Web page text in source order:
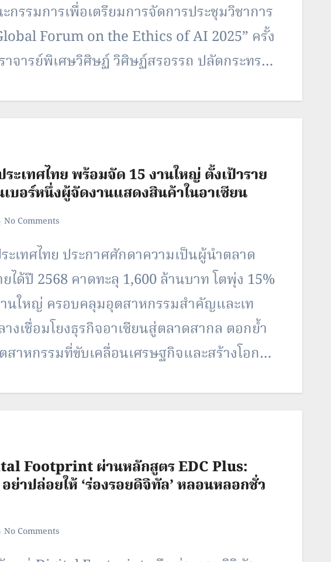
รรมการเพื่อเตรียมการจัดการประชุมวิชาการ
Forum on the Ethics of AI 2025” ครั้ง
จารย์พิเศษวิศิษฏ์ วิศิษฏ์สรอรรถ ปลัดกระทรวง
ะเทศไทย พร้อมจัด 15 งานใหญ่ ตั้งเป้าราย
บอร์หนึ่งผู้จัดงานแสดงสินค้าในอาเซียน
No Comments
เทศไทย ประกาศศักดาความเป็นผู้นำตลาด
ได้ปี 2568 คาดทะลุ 1,600 ล้านบาท โตพุ่ง 15%
นใหญ่ ครอบคลุมอุตสาหกรรมสำคัญและเท
งเชื่อมโยงธุรกิจอาเซียนสู่ตลาดสากล ตอกย้ำ
าหกรรมที่ขับเคลื่อนเศรษฐกิจและสร้างโอกาส
มผู้เข้าชมงาน ซึ่ง อินฟอร์มา มีความมุ่งมั่นใน
ค้าให้เป็น…
Footprint ผ่านหลักสูตร EDC Plus:
ปล่อยให้ ‘ร่องรอยดิจิทัล’ หลอนหลอกชั่ว
No Comments